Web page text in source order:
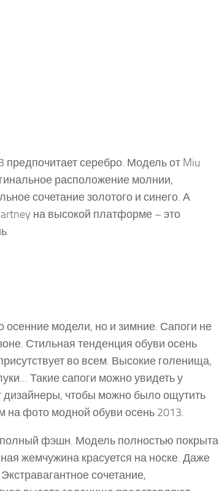
предпочитает серебро. Модель от Miu
расположение молнии,
сочетание золотого и синего. А
на высокой платформе – это
модели, но и зимние. Сапоги не
Стильная тенденция обуви осень
во всем. Высокие голенища,
Такие сапоги можно увидеть у
дизайнеры, чтобы можно было ощутить
фото модной обуви осень 2013.
полный фэшн. Модель полностью покрыта
жемчужина красуется на носке. Даже
сочетание,